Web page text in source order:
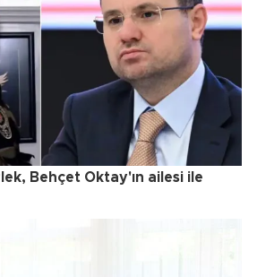
Behçet Oktay'ın ailesi ile